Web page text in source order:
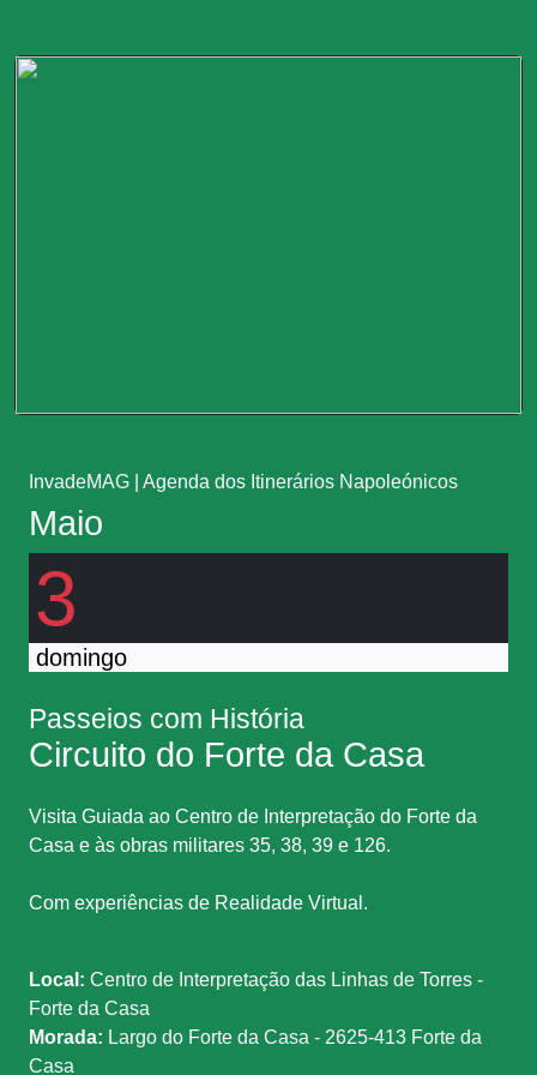
InvadeMAG Agenda dos Itinerários Napoleónicos
Maio
3
domingo
Passeios com História
Circuito do Forte da Casa
Visita Guiada ao Centro de Interpretação do Forte da
Casa e às obras militares 35, 38, 39 e 126.
Com experiências de Realidade Virtual.
Local: Centro de Interpretação das Linhas de Torres -
Forte da Casa
Morada: Largo do Forte da Casa - 2625-413 Forte da
Casa